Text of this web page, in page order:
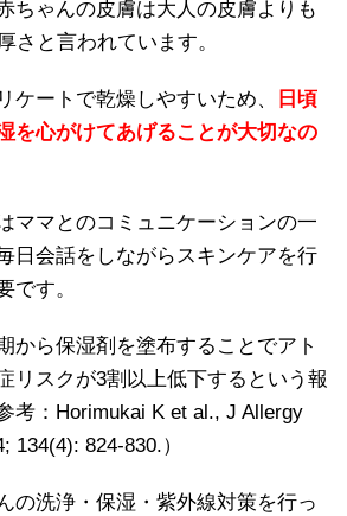
ちゃんの皮膚は大人の皮膚よりも
さと言われています。
ケートで乾燥しやすいため、
日頃
を心がけてあげることが大切なの
ママとのコミュニケーションの一
日会話をしながらスキンケアを行
です。
から保湿剤を塗布することでアト
リスクが3割以上低下するという報
考：Horimukai K et al., J Allergy
134(4): 824-830.）
の洗浄・保湿・紫外線対策を行っ